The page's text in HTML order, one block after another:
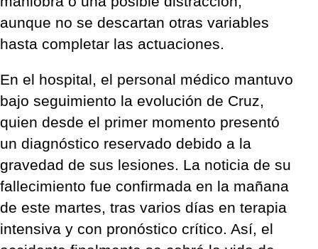
aunque no se descartan otras variables
hasta completar las actuaciones.
En el hospital, el personal médico mantuvo
bajo seguimiento la evolución de Cruz,
quien desde el primer momento presentó
un diagnóstico reservado debido a la
gravedad de sus lesiones. La noticia de su
fallecimiento fue confirmada en la mañana
de este martes, tras varios días en terapia
intensiva y con pronóstico crítico. Así, el